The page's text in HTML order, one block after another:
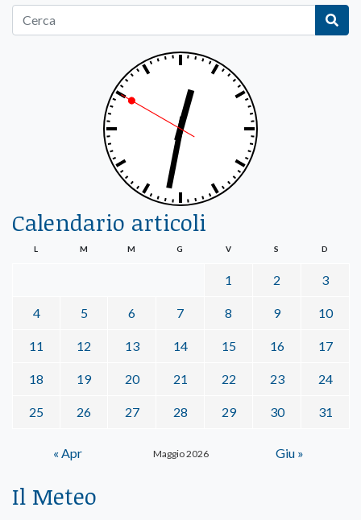
Calendario articoli
Maggio 2026
L M M G V S D
1 2 3
4 5 6 7 8 9 10
11 12 13 14 15 16 17
18 19 20 21 22 23 24
25 26 27 28 29 30 31
« Apr Giu »
Il Meteo